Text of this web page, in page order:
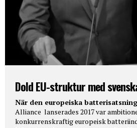
Dold EU-struktur med
När den europeiska
Alliance lanserades 2017 var
konkurrenskraftig europeisk